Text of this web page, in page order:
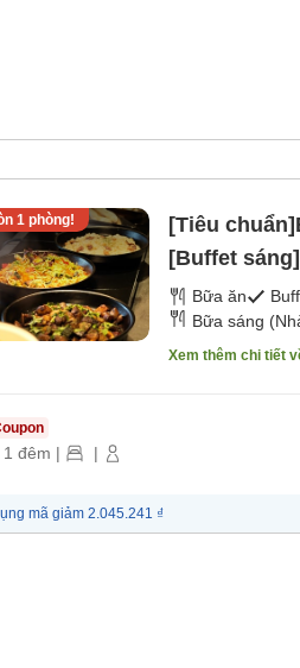
1phòng!
[Tiêu
[Buffet
Bữa ăn
Bữa sáng
Xem thêm chi tiết
1 đêm | |
mã giảm 2.045.241 ₫